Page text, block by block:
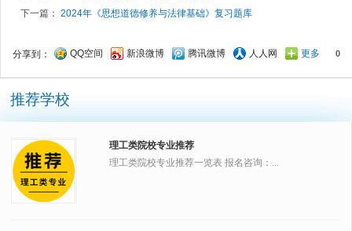
下一篇： 2024年《思想道德修养与法律基础》复习题库
分享到： QQ空间 新浪微博 腾讯微博 人人网 更多 0
推荐学校
理工类院校专业推荐
理工类院校专业推荐一览表 报名咨询：...